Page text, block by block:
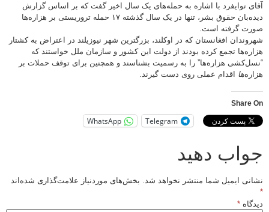
آقای توایفرد با اشاره به حمله‌های یک سال اخیر گفت که بر اساس گزارش
دیده‌بان حقوق بشر، تنها در یک سال گذشته ۱۷ حمله تروریستی بر هزار‌‌‌ه‌ها
صورت گرفته است.
شهروندان افغانستان که در اوکلند، بزرگترین شهر نیوزیلند در اعتراض به کشتار
هزاره‌ها تجمع کرده بودند از دولت این کشور و سازمان ملل خواستند که
“نسل‌کشی هزاره‌ها” را به رسمیت بشناسند و همچنین برای توقف حملات بر
هزاره‌ هااقدام عملی روی دست گیرند.
Share On
Telegram
WhatsApp
جواب دهید
نشانی ایمیل شما منتشر نخواهد شد. بخش‌های موردنیاز علامت‌گذاری شده‌اند
دیدگاه*